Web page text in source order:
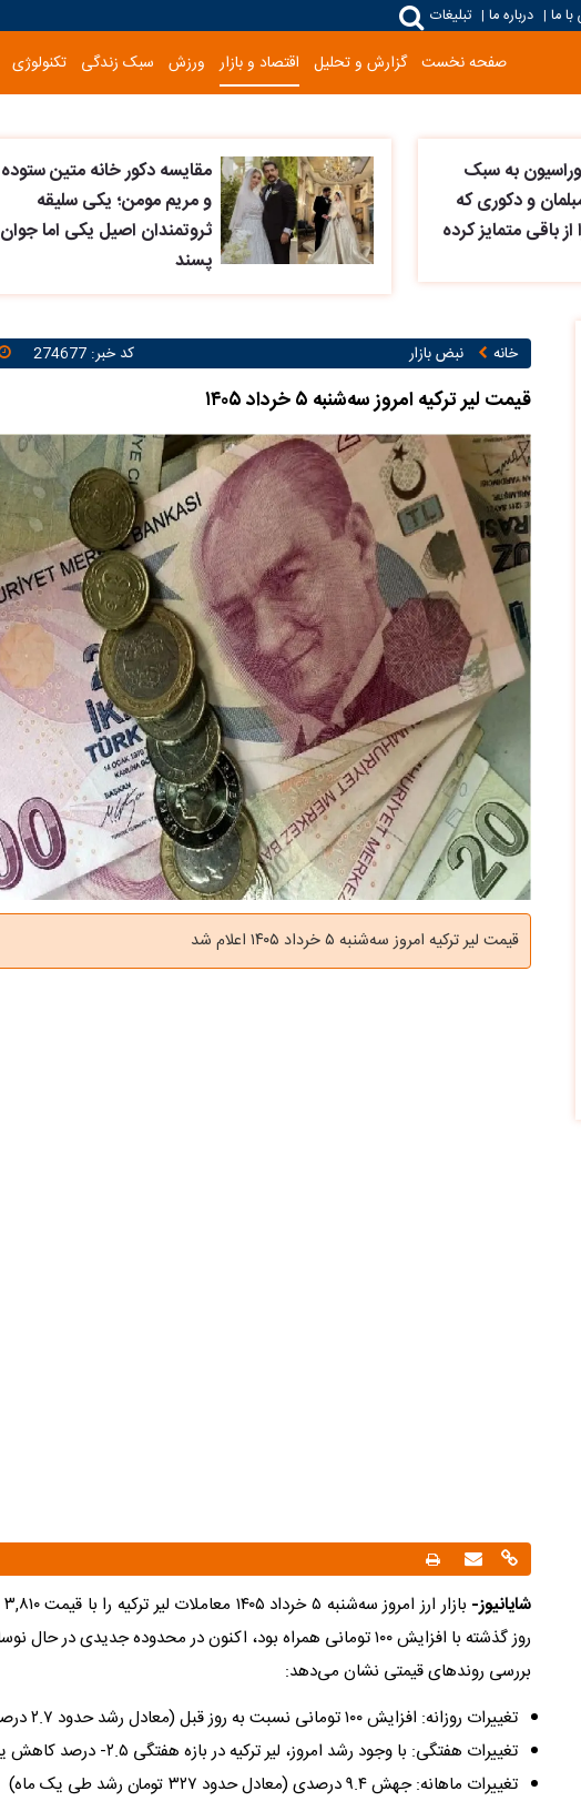
ما | درباره ما | تبلیغات
صفحه نخست گزارش و تحلیل اقتصاد و بازار ورزش سبک زندگی تکنولوژی
به سبک
و دکوری که
باقی متمایز کرده
مقایسه دکور خانه متین ستوده
و مریم مومن؛ یکی سلیقه
ثروتمندان اصیل یکی اما جوان
پسند
خانه نبض بازار کد خبر: 274677
قیمت لیر ترکیه امروز سه‌شنبه ۵ خرداد ۱۴۰۵
قیمت لیر ترکیه امروز سه‌شنبه ۵ خرداد ۱۴۰۵ اعلام شد
شایانیوز-
روز گذشته با افزایش ۱۰۰ تومانی همراه بود، اکنون در محدوده جدیدی در حال نوسان است.
بررسی روندهای قیمتی نشان می‌دهد:
تغییرات روزانه: افزایش ۱۰۰ تومانی نسبت به روز قبل (معادل رشد حدود ۲.۷ درصدی)
تغییرات هفتگی: با وجود رشد امروز، لیر ترکیه در بازه هفتگی ۲.۵- درصد کاهش یافته است.
تغییرات ماهانه: جهش ۹.۴ درصدی (معادل حدود ۳۲۷ تومان رشد طی یک ماه)